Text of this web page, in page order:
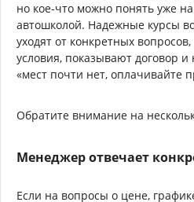
но кое-что можно понять уже
автошколой. Надежные курсы
уходят от конкретных
условия, показывают договор
«мест почти нет, оплачивайте
Обратите внимание на
Менеджер отвечает
Если на вопросы о цене,